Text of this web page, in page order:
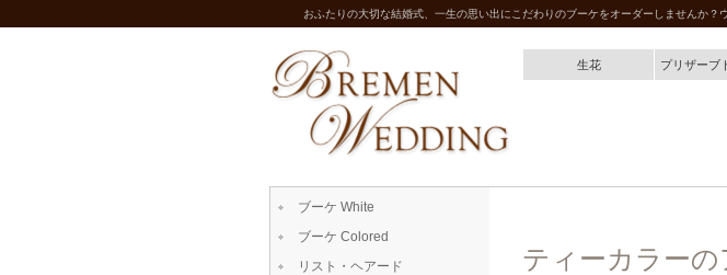
おふたりの大切な結婚式、一生の思い出にこだわりのブーケをオーダーしませんか
ブーケ White
ブーケ Colored
リスト・ヘアード
ティーカラー
生花 プリザーブ